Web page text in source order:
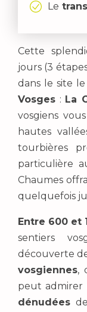
Cette
jours (3
dans le site
Vosges : La
vosgiens
hautes
tourbières
particulière
Chaumes
quelquefois
Entre 600 et
sentiers
découverte
vosgiennes,
peut admirer
dénudées
Le